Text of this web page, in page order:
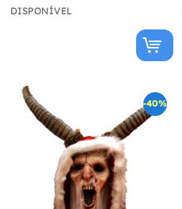
DISPONÍVEL
-40%